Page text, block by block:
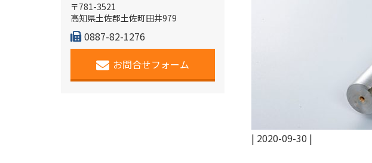
| 2020-09-30 |
〒781-3521
高知県土佐郡土佐町田井979
0887-82-1276
お問合せフォーム